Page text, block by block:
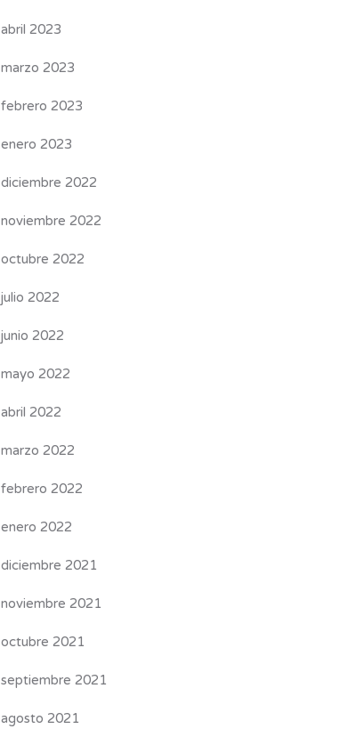
abril 2023
marzo 2023
febrero 2023
enero 2023
diciembre 2022
noviembre 2022
octubre 2022
julio 2022
junio 2022
mayo 2022
abril 2022
marzo 2022
febrero 2022
enero 2022
diciembre 2021
noviembre 2021
octubre 2021
septiembre 2021
agosto 2021